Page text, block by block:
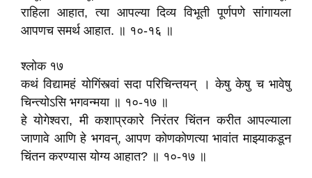
राहिला आहात, त्या आपल्या दिव्य विभूती पूर्णपणे सांगायला
आपणच समर्थ आहात. ॥ १०-१६ ॥
श्लोक १७
कथं विद्यामहं योगिंस्त्वां सदा परिचिन्तयन्‌ । केषु केषु च भावेषु
चिन्त्योऽसि भगवन्मया ॥ १०-१७ ॥
हे योगेश्वरा, मी कशाप्रकारे निरंतर चिंतन करीत आपल्याला
जाणावे आणि हे भगवन्‌, आपण कोणकोणत्या भावांत माझ्याकडून
चिंतन करण्यास योग्य आहात? ॥ १०-१७ ॥